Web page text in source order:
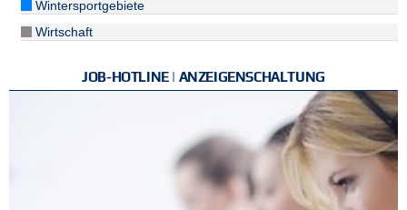
Wintersportgebiete
Wirtschaft
JOB-HOTLINE | ANZEIGENSCHALTUNG